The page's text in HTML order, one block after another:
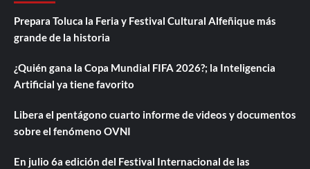
Prepara Toluca la Feria y Festival Cultural Alfeñique más
grande de la historia
¿Quién gana la Copa Mundial FIFA 2026?; la Inteligencia
Artificial ya tiene favorito
Libera el pentágono cuarto informe de videos y documentos
sobre el fenómeno OVNI
En julio 6a edición del Festival Internacional de las